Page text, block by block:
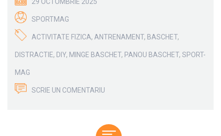
SPORTMAG
ACTIVITATE FIZICA, ANTRENAMENT, BASCHET,
DISTRACTIE, DIY, MINGE BASCHET, PANOU BASCHET, SPORT-
MAG
SCRIE UN COMENTARIU